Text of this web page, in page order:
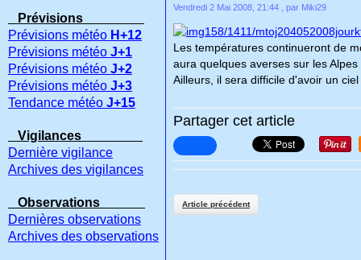
Vendredi 2 Mai 2008, 21:44 , par Miki29
Les températures continueront de
aura quelques averses sur les
Ailleurs, il sera difficile d'avoir un
Partager cet article
Article précédent
Prévisions
Prévisions météo H+12
Prévisions météo J+1
Prévisions météo J+2
Prévisions météo J+3
Tendance météo J+15
Vigilances
Dernière vigilance
Archives des vigilances
Observations
Dernières observations
Archives des observations